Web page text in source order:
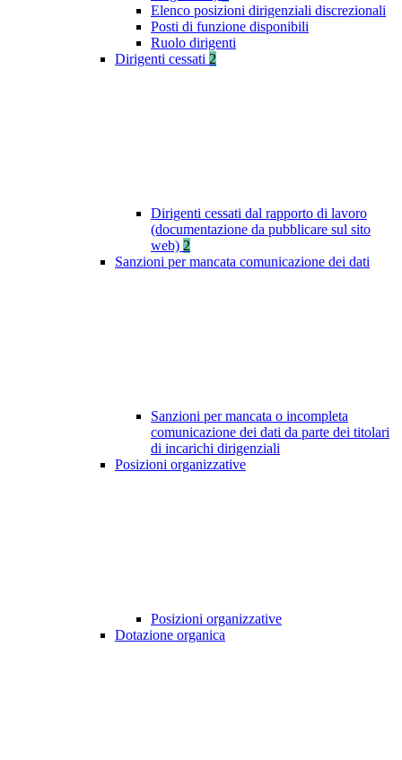
Elenco posizioni dirigenziali discrezionali
Posti di funzione disponibili
Ruolo dirigenti
Dirigenti cessati 2
Dirigenti cessati dal rapporto di lavoro
(documentazione da pubblicare sul sito
web) 2
Sanzioni per mancata comunicazione dei dati
Sanzioni per mancata o incompleta
comunicazione dei dati da parte dei titolari
di incarichi dirigenziali
Posizioni organizzative
Posizioni organizzative
Dotazione organica